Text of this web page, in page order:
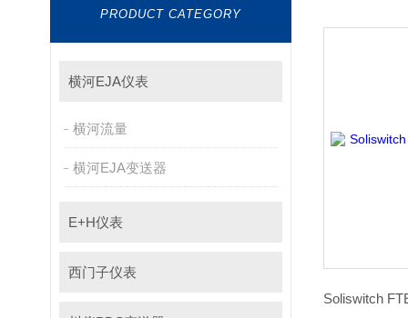
PRODUCT CATEGORY
横河EJA仪表
横河流量
横河EJA变送器
E+H仪表
西门子仪表